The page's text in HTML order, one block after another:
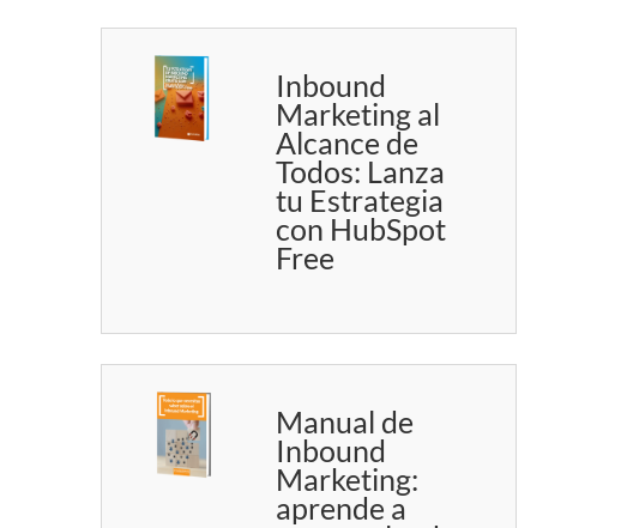
Inbound
Marketing al
Alcance de
Todos: Lanza
tu Estrategia
con HubSpot
Free
Manual de
Inbound
Marketing:
aprende a